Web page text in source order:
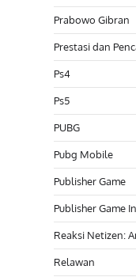
Prabowo Gibran
Prestasi dan
Ps4
Ps5
PUBG
Pubg Mobile
Publisher Game
Publisher Game
Reaksi Netizen:
Relawan